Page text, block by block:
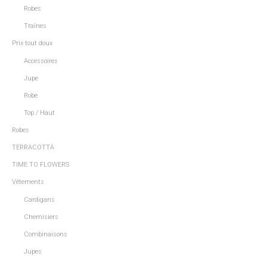
Robes
Traînes
Prix tout doux
Accessoires
Jupe
Robe
Top / Haut
Robes
TERRACOTTA
TIME TO FLOWERS
Vêtements
Cardigans
Chemisiers
Combinaisons
Jupes